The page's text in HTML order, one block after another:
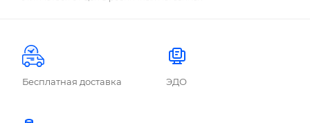
Бесплатная доставка ЭДО